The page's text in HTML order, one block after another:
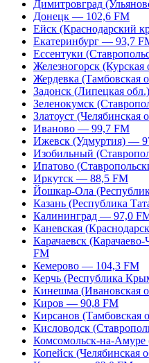
Димитровград
Донецк — 102,6 FM
Ейск (Краснодарский
Екатеринбург — 93,7
Ессентуки
Железногорск
Жердевка (Тамбовская
Задонск (Липецкая
Зеленокумск
Златоуст
Иваново — 99,7 FM
Ижевск (Удмуртия) —
Изобильный
Ипатово
Иркутск — 88,5 FM
Йошкар-Ола
Казань (Республика
Калининград — 97,0
Каневская
Карачаевск
FM
Кемерово — 104,3 FM
Керчь (Республика
Кинешма (Ивановская
Киров — 90,8 FM
Кирсанов (Тамбовская
Кисловодск
Комсомольск-на-
Копейск (Челябинская